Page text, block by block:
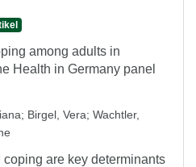
among adults in
Health in Germany panel
; Birgel, Vera; Wachtler,
are key determinants